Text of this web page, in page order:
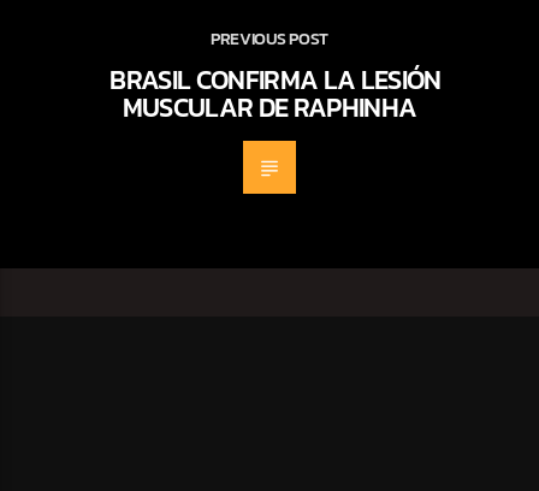
PREVIOUS POST
BRASIL CONFIRMA LA LESIÓN
MUSCULAR DE RAPHINHA